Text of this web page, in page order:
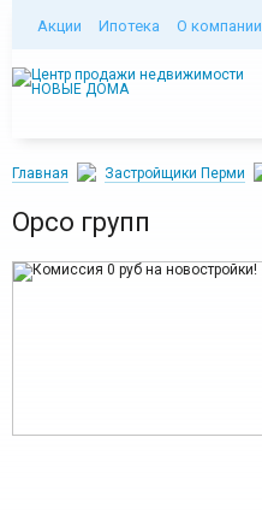
Акции Ипотека О компании
Главная Застройщики Перми
Орсо групп